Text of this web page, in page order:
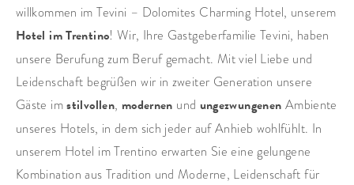
willkommen im Tevini – Dolomites Charming Hotel, unserem
Hotel im Trentino! Wir, Ihre Gastgeberfamilie Tevini, haben
unsere Berufung zum Beruf gemacht. Mit viel Liebe und
Leidenschaft begrüßen wir in zweiter Generation unsere
Gäste imstilvollen, modernen und ungezwungenen Ambiente
unseres Hotels, in dem sich jeder auf Anhieb wohlfühlt. In
unserem Hotel im Trentino erwarten Sie eine gelungene
Kombination aus Tradition und Moderne, Leidenschaft für